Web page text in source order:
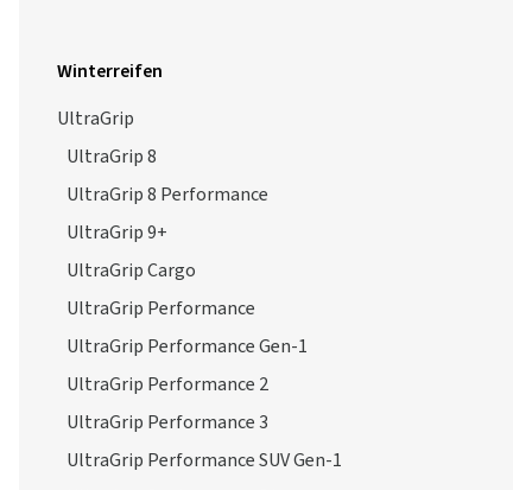
Winterreifen
UltraGrip
UltraGrip 8
UltraGrip 8 Performance
UltraGrip 9+
UltraGrip Cargo
UltraGrip Performance
UltraGrip Performance Gen-1
UltraGrip Performance 2
UltraGrip Performance 3
UltraGrip Performance SUV Gen-1